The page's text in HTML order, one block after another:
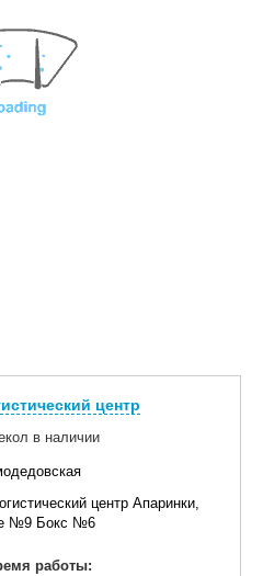
центр
в наличии
центр Апаринки,
№9 Бокс №6
работы: